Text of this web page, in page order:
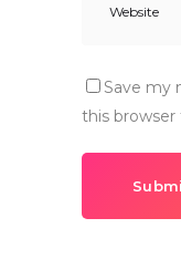
Save my
this